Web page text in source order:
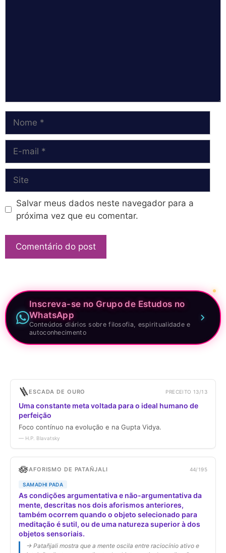
mail
Salvar meus dados neste navegador para a
próxima vez que eu comentar.
Inscreva-se no Grupo de Estudos no
WhatsApp
Conteúdos diários sobre filosofia, espiritualidade e
autoconhecimento